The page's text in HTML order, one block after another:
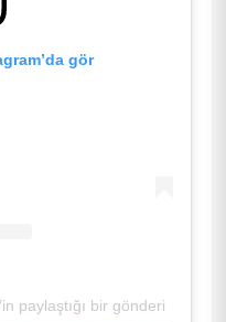
gör
paylaştığı bir gönderi